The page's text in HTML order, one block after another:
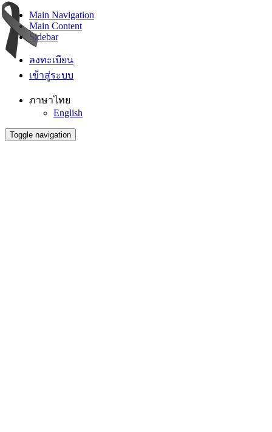
Main Navigation
Main Content
Sidebar
ลงทะเบียน
เข้าสู่ระบบ
ภาษาไทย
English
Toggle navigation